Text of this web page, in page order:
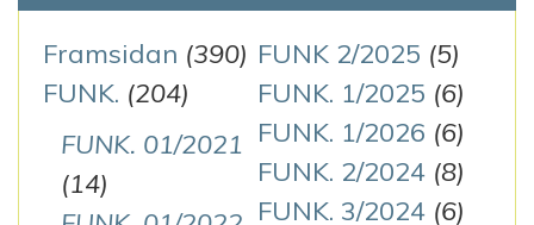
Framsidan (390) FUNK 2/2025 (5)
FUNK. (204)
FUNK. 01/2021
(14)
FUNK. 1/2025 (6)
FUNK. 1/2026 (6)
FUNK. 2/2024 (8)
FUNK. 3/2024 (6)